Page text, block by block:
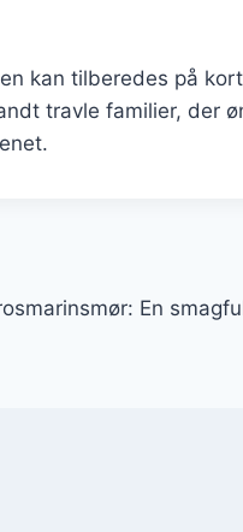
kan tilberedes på
travle familier, der
En